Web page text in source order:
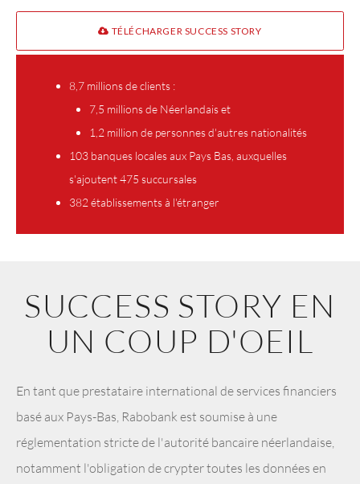
TÉLÉCHARGER SUCCESS STORY
8,7 millions de clients :
7,5 millions de Néerlandais et
1,2 million de personnes d'autres nationalités
103 banques locales aux Pays Bas, auxquelles
s'ajoutent 475 succursales
382 établissements à l'étranger
SUCCESS STORY EN
UN COUP D'OEIL
En tant que prestataire international de services financiers
basé aux Pays-Bas, Rabobank est soumise à une
réglementation stricte de l'autorité bancaire néerlandaise,
notamment l'obligation de crypter toutes les données en